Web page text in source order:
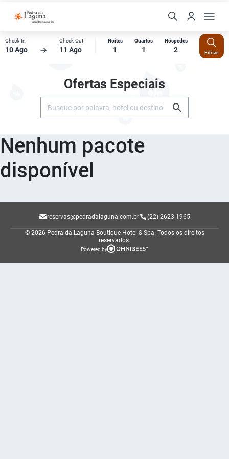
Check-In
10 Ago
Check-Out
11 Ago
Noites
1
Quartos
1
Hóspedes
2 Editar
Ofertas Especiais
Nenhum pacote
disponível
reservas@pedradalaguna.com.br (22) 2623-1965
© 2026 Pedra da Laguna Boutique Hotel & Spa. Todos os direitos
reservados.
Powered by